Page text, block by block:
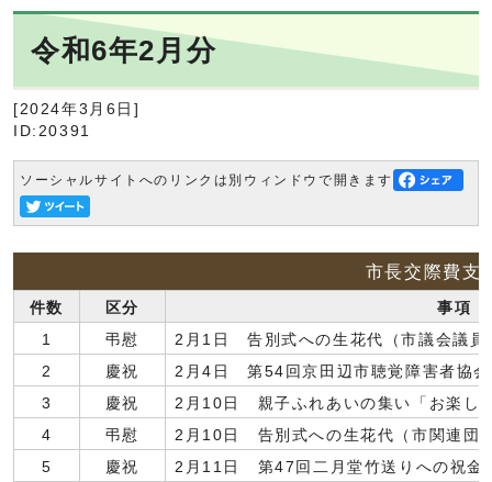
令和6年2月分
[2024年3月6日]
ID:20391
ソーシャルサイトへのリンクは別ウィンドウで開きます
市長交際費支
件数 区分
事項
1
弔慰
2月1日 告別式への生花代（市議会議員
2
慶祝
2月4日 第54回京田辺市聴覚障害者協会
3
慶祝
2月10日 親子ふれあいの集い「お楽し
4
弔慰
2月10日 告別式への生花代（市関連団
5
慶祝
2月11日 第47回二月堂竹送りへの祝金